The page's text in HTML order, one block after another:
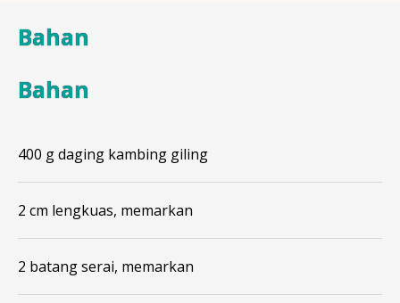
Bahan
Bahan
400 g daging kambing giling
2 cm lengkuas, memarkan
2 batang serai, memarkan